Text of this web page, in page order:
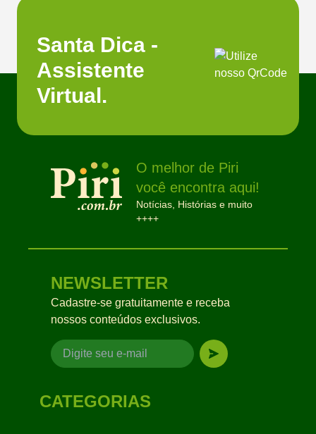
Santa Dica -
Assistente
Virtual.
O melhor de Piri
você encontra aqui!
Notícias, Histórias e muito
++++
NEWSLETTER
Cadastre-se gratuitamente e receba
nossos conteúdos exclusivos.
CATEGORIAS